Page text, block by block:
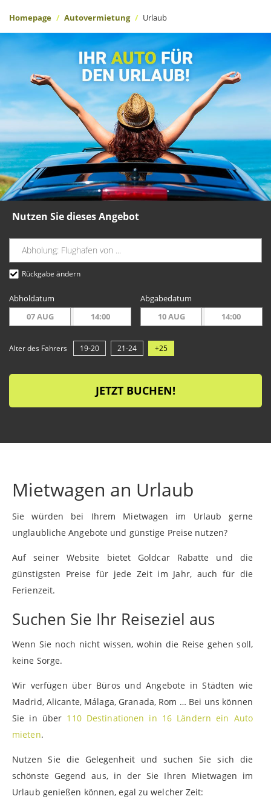
Homepage Autovermietung Urlaub
Nutzen Sie dieses Angebot
Rückgabe ändern
Abholdatum
07 AUG
14:00
Abgabedatum
10 AUG
14:00
Alter des Fahrers 19-20 21-24 +25
JETZT BUCHEN!
Mietwagen an Urlaub
Sie würden bei Ihrem Mietwagen im Urlaub gerne
unglaubliche Angebote und günstige Preise nutzen?
Auf seiner Website bietet Goldcar Rabatte und die
günstigsten Preise für jede Zeit im Jahr, auch für die
Ferienzeit.
Suchen Sie Ihr Reiseziel aus
Wenn Sie noch nicht wissen, wohin die Reise gehen soll,
keine Sorge.
Wir verfügen über Büros und Angebote in Städten wie
Madrid, Alicante, Málaga, Granada, Rom … Bei uns können
Sie in über 110 Destinationen in 16 Ländern ein Auto
mieten.
Nutzen Sie die Gelegenheit und suchen Sie sich die
schönste Gegend aus, in der Sie Ihren Mietwagen im
Urlaub genießen können, egal zu welcher Zeit: